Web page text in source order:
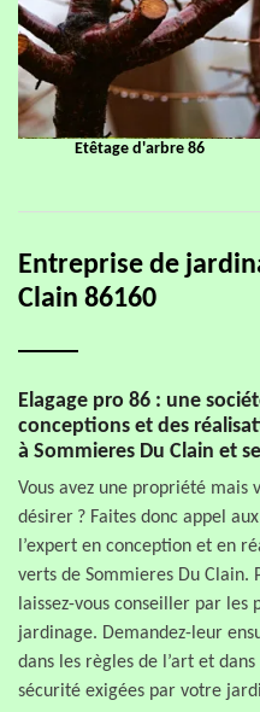
Etêtage d'arbre 86
Entreprise de
Clain 86160
Elagage pro 86 : une
conceptions et des
à Sommieres Du Clain et
Vous avez une propriété mais
désirer ? Faites donc appel
l’expert en conception et en
verts de Sommieres Du Clain.
laissez-vous conseiller par
jardinage. Demandez-leur
dans les règles de l’art et
sécurité exigées par votre